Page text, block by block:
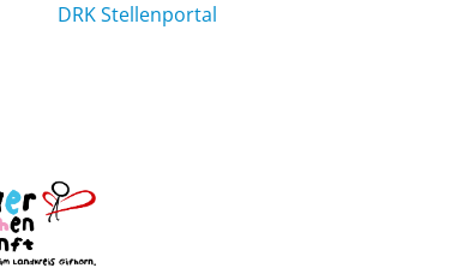
DRK Stellenportal